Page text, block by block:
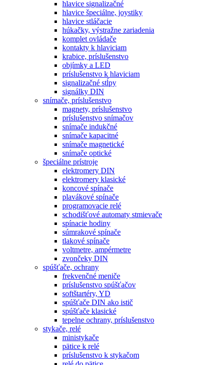
hlavice signalizačné
hlavice špeciálne, joystiky
hlavice stláčacie
húkačky, výstražne zariadenia
komplet ovládače
kontakty k hlaviciam
krabice, príslušenstvo
objímky a LED
príslušenstvo k hlaviciam
signalizačné stĺpy
signálky DIN
snímače, príslušenstvo
magnety, príslušenstvo
príslušenstvo snímačov
snímače indukčné
snímače kapacitné
snímače magnetické
snímače optické
špeciálne prístroje
elektromery DIN
elektromery klasické
koncové spínače
plavákové spínače
programovacie relé
schodišťové automaty stmievače
spínacie hodiny
súmrakové spínače
tlakové spínače
voltmetre, ampérmetre
zvončeky DIN
spúšťače, ochrany
frekvenčné meniče
príslušenstvo spúšťačov
softštartéry, YD
spúšťače DIN ako istič
spúšťače klasické
tepelne ochrany, príslušenstvo
stykače, relé
ministykače
pätice k relé
príslušenstvo k stykačom